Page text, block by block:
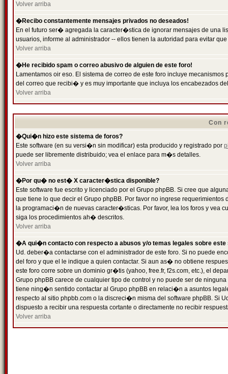
Volver arriba
�Recibo constantemente mensajes privados no deseados!
En el futuro ser� agregada la caracter�stica de ignorar mensajes de una
usuarios, informe al administrador -- ellos tienen la autoridad para evitar
Volver arriba
�He recibido spam o correo abusivo de alguien de este foro!
Lamentamos oir eso. El sistema de correo de este foro incluye
del correo que recibi� y es muy importante que incluya los encabezados
Volver arriba
Con
�Qui�n hizo este sistema de foros?
Este software (en su versi�n sin modificar) esta producido y registrado por
puede ser libremente distribuido; vea el enlace para m�s detalles.
Volver arriba
�Por qu� no est� X caracter�stica disponible?
Este software fue escrito y licenciado por el Grupo phpBB. Si cree que
que tiene lo que decir el Grupo phpBB. Por favor no ingrese
la programaci�n de nuevas caracter�sticas. Por favor, lea los foros y vea
siga los procedimientos ah� descritos.
Volver arriba
�A qui�n contacto con respecto a abusos y/o temas legales sobre este
Ud. deber�a contactarse con el administrador de este foro. Si no puede
del foro y que el le indique a quien contactar. Si aun as� no obtiene
este foro corre sobre un dominio gr�tis (yahoo, free.fr, f2s.com, etc.), el
Grupo phpBB carece de cualquier tipo de control y no puede ser de
tiene ning�n sentido contactar al Grupo phpBB en relaci�n a asuntos
respecto al sitio phpbb.com o la discreci�n misma del software phpBB. Si
dispuesto a recibir una respuesta cortante o directamente no recibir
Volver arriba